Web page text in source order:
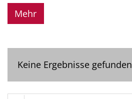
Mehr
Keine Ergebnisse gefunden